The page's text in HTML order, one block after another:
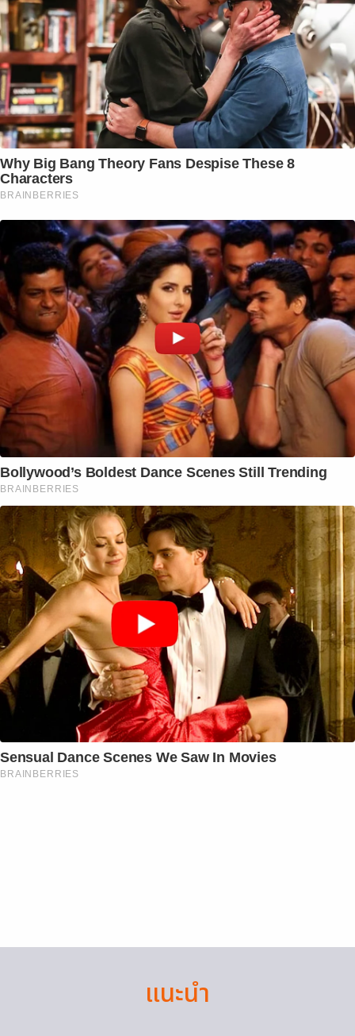
Why Big Bang Theory Fans Despise These 8
Characters
BRAINBERRIES
Bollywood’s Boldest Dance Scenes Still Trending
BRAINBERRIES
Sensual Dance Scenes We Saw In Movies
BRAINBERRIES
แนะนำ